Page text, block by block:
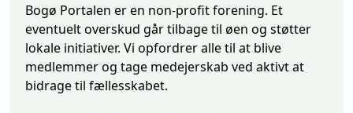
Bogø Portalen er en non-profit forening. Et
eventuelt overskud går tilbage til øen og støtter
lokale initiativer. Vi opfordrer alle til at blive
medlemmer og tage medejerskab ved aktivt at
bidrage til fællesskabet.